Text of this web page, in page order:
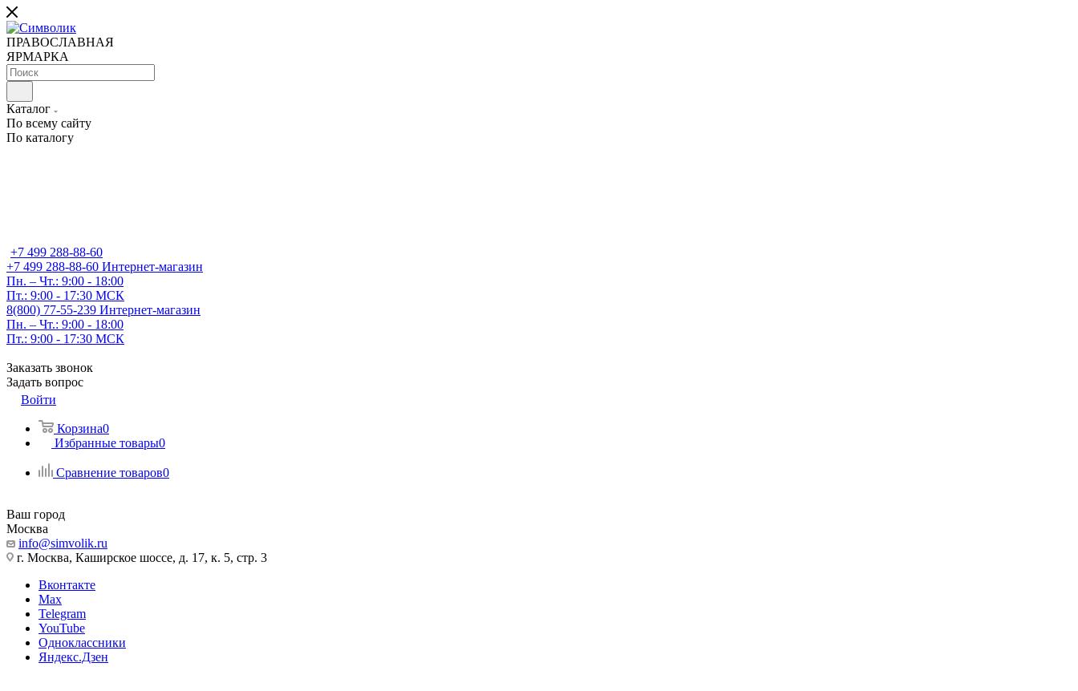
ПРАВОСЛАВНАЯ
ЯРМАРКА
Каталог
По всему сайту
По каталогу
+7 499 288-88-60
+7 499 288-88-60 Интернет-магазин
Пн. – Чт.: 9:00 - 18:00
Пт.: 9:00 - 17:30 МСК
8(800) 77-55-239 Интернет-магазин
Пн. – Чт.: 9:00 - 18:00
Пт.: 9:00 - 17:30 МСК
Заказать звонок
Задать вопрос
Войти
Корзина0
Избранные товары0
Сравнение товаров0
Ваш город
Москва
info@simvolik.ru
г. Москва, Каширское шоссе, д. 17, к. 5, стр. 3
Вконтакте
Max
Telegram
YouTube
Одноклассники
Яндекс.Дзен